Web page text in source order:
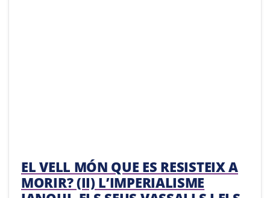
EL VELL MÓN QUE ES RESISTEIX A
MORIR? (II) L’IMPERIALISME